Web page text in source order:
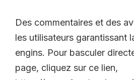
Des commentaires et des
les utilisateurs garantissant
engins. Pour basculer
page, cliquez sur ce lien,